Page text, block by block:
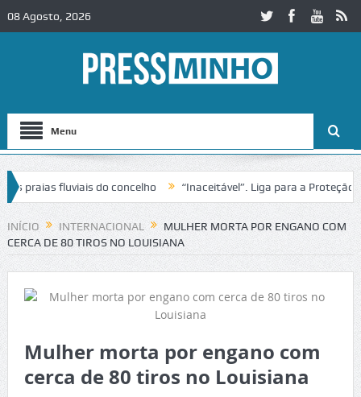
08 Agosto, 2026
Menu
fluviais do concelho “Inaceitável”. Liga para a Proteção da
INÍCIO INTERNACIONAL
MULHER MORTA POR ENGANO COM
CERCA DE 80 TIROS NO LOUISIANA
Mulher morta por engano com
cerca de 80 tiros no Louisiana